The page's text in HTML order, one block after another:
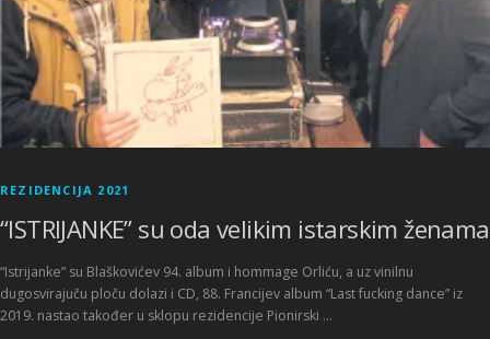
REZIDENCIJA 2021
“ISTRIJANKE” su oda velikim istarskim ženama
“Istrijanke” su Blaškovićev 94. album i hommage Orliću, a uz vinilnu
dugosvirajuču ploču dolazi i CD, 88. Francijev album “Last fucking dance” iz
2019. nastao također u sklopu rezidencije Pionirski …